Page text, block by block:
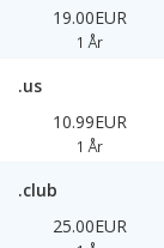
19.00EUR
1 År
.us
10.99EUR
1 År
.club
25.00EUR